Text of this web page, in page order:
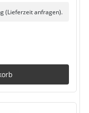
(Lieferzeit anfragen).